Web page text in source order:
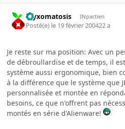
myxomatosis INpactien
Posté(e) le 19 février 200422 a
Je reste sur ma position: Avec un
de débroullardise et de temps, il
système aussi ergonomique, bien
à la différence que le système que
personnalisée et montée en
besoins, ce que n'offrent pas
montés en série d'Alienware!